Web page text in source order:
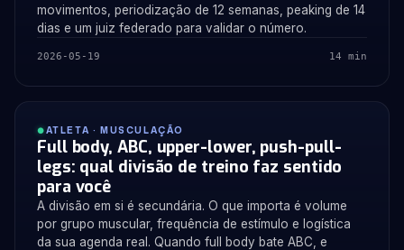
movimentos, periodização de 12 semanas, peaking de 14
dias e um juiz federado para validar o número.
2026-05-19 14 min
ATLETA · MUSCULAÇÃO
Full body, ABC, upper-lower, push-pull-
legs: qual divisão de treino faz sentido
para você
A divisão em si é secundária. O que importa é volume
por grupo muscular, frequência de estímulo e logística
da sua agenda real. Quando full body bate ABC, e